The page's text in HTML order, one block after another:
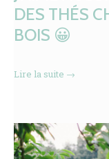
DES THÉS
BOIS 😀
Lire la suite →